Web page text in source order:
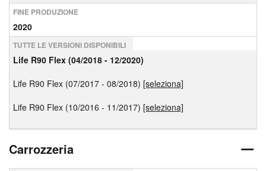
FINE PRODUZIONE
2020
TUTTE LE VERSIONI DISPONIBILI
Life R90 Flex (04/2018 - 12/2020)
Life R90 Flex (07/2017 - 08/2018) [seleziona]
Life R90 Flex (10/2016 - 11/2017) [seleziona]
Carrozzeria